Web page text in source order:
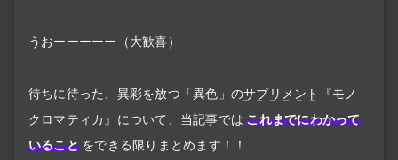
うおーーーーー（大歓喜）
待ちに待った、異彩を放つ「異色」のサプリメント
『モノ
クロマティカ』について、当記事では これまでにわかって
いること をできる限りまとめます！！